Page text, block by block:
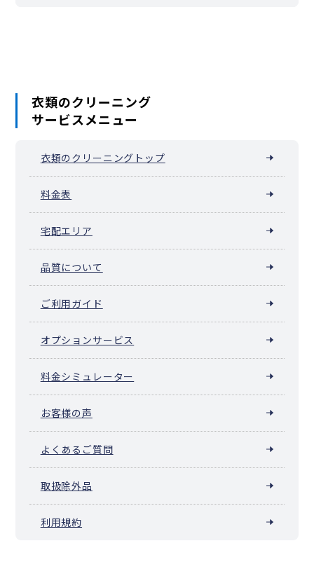
衣類のクリーニング
サービスメニュー
衣類のクリーニングトップ
料金表
宅配エリア
品質について
ご利用ガイド
オプションサービス
料金シミュレーター
お客様の声
よくあるご質問
取扱除外品
利用規約